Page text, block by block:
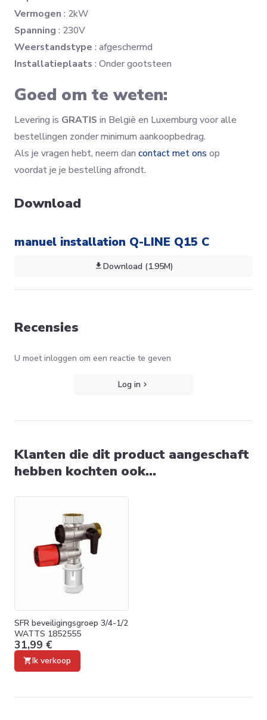
Vermogen : 2kW
Spanning : 230V
Weerstandstype : afgeschermd
Installatieplaats : Onder gootsteen
Goed om te weten:
Levering is GRATIS in België en Luxemburg voor alle
bestellingen zonder minimum aankoopbedrag.
Als je vragen hebt, neem dan contact met ons op
voordat je je bestelling afrondt.
Download
manuel installation Q-LINE Q15 C
Download (1.95M)
Recensies
U moet inloggen om een reactie te geven
Log in
Klanten die dit product aangeschaft
hebben kochten ook...
SFR beveiligingsgroep 3/4-1/2
WATTS 1852555
31,99 €
Ik verkoop